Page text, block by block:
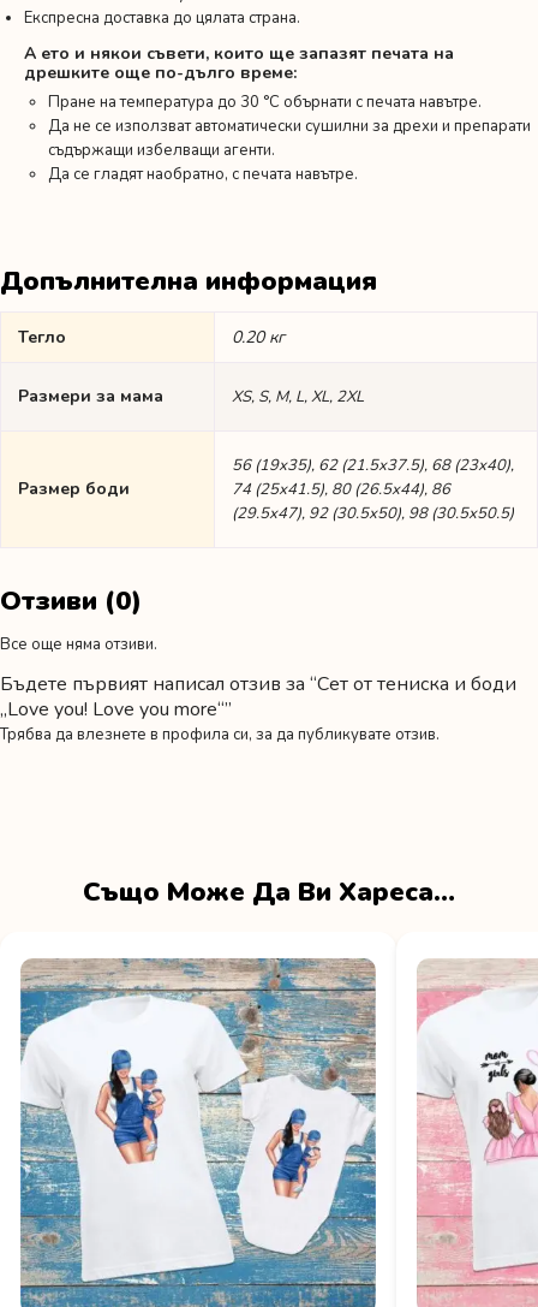
Експресна доставка до цялата страна.
А ето и някои съвети, които ще запазят печата на
дрешките още по-дълго време:
Пране на температура до 30 °C обърнати с печата навътре.
Да не се използват автоматически сушилни за дрехи и препарати
съдържащи избелващи агенти.
Да се гладят наобратно, с печата навътре.
Допълнителна информация
Тегло 0.20 кг
Размери за мама XS, S, M, L, XL, 2XL
Размер боди
56 (19х35), 62 (21.5х37.5), 68 (23х40),
74 (25х41.5), 80 (26.5х44), 86
(29.5х47), 92 (30.5х50), 98 (30.5х50.5)
Отзиви (0)
Все още няма отзиви.
Бъдете първият написал отзив за “Сет от тениска и боди
„Love you! Love you more“”
Трябва да влезнете в профила си, за да публикувате отзив.
Също Може Да Ви Хареса…